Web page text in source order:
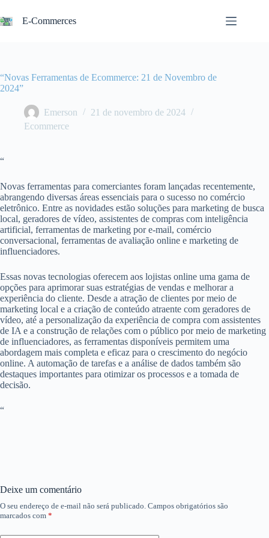
para
o
E-Commerces
“Novas Ferramentas de Ecommerce: 21 de Novembro de
2024”
Emerson
21 de novembro de 2024
Ecommerce
“
Novas ferramentas para comerciantes foram lançadas recentemente,
abrangendo diversas áreas essenciais para o sucesso no comércio
eletrônico. Entre as novidades estão soluções para marketing de busca
local, geradores de vídeo, assistentes de compras com inteligência
artificial, ferramentas de marketing por e-mail, comércio
conversacional, ferramentas de avaliação online e marketing de
influenciadores.
Essas novas tecnologias oferecem aos lojistas online uma gama de
opções para aprimorar suas estratégias de vendas e melhorar a
experiência do cliente. Desde a atração de clientes por meio de
marketing local e a criação de conteúdo atraente com geradores de
vídeo, até a personalização da experiência de compra com assistentes
de IA e a construção de relações com o público por meio de marketing
de influenciadores, as ferramentas disponíveis permitem uma
abordagem mais completa e eficaz para o crescimento do negócio
online. A automação de tarefas e a análise de dados também são
destaques importantes para otimizar os processos e a tomada de
decisão.
“
Deixe um comentário
O seu endereço de e-mail não será publicado. Campos obrigatórios são
marcados com *